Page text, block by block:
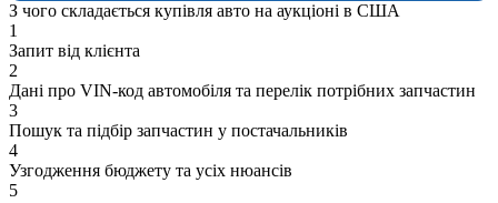
З чого складається купівля авто на аукціоні в США
1
Запит від клієнта
2
Дані про VIN-код автомобіля та перелік потрібних запчастин
3
Пошук та підбір запчастин у постачальників
4
Узгодження бюджету та усіх нюансів
5